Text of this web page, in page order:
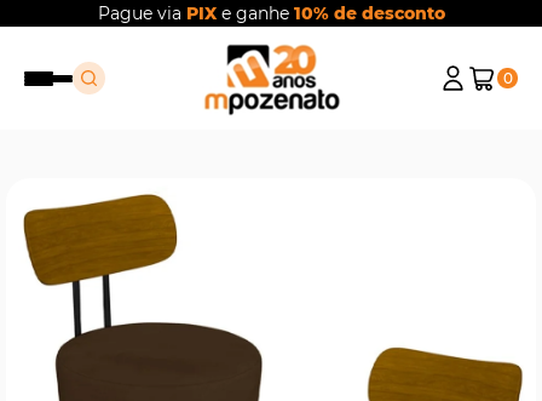
Pague via PIXe ganhe 10% de desconto
0